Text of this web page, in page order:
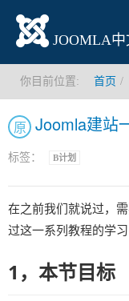
JOOMLA中
你目前位置: 首页
Joomla建站
原
标签： B计划
在之前我们就说过，
过这一系列教程的学
1，本节目标